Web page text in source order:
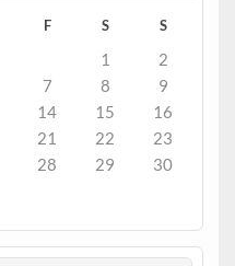
F S S
1
2
7 8
9
14 15
16
21 22
23
28 29
30